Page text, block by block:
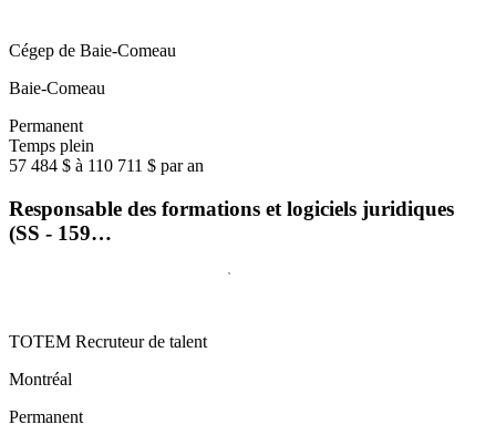
Cégep de Baie-Comeau
Baie-Comeau
Permanent
Temps plein
57 484 $ à 110 711 $ par an
Responsable des formations et logiciels juridiques
(SS - 159…
TOTEM Recruteur de talent
Montréal
Permanent